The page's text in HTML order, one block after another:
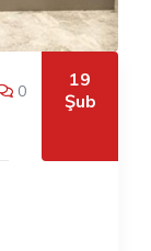
0
19
Şub